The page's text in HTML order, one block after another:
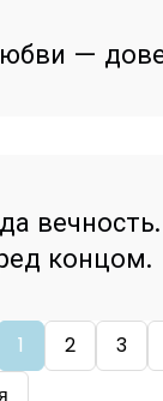
—
концом.
1 2 3